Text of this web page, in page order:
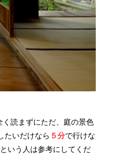
読まずにただ、庭の景色
たいだけなら ５分で行けな
いう人は参考にしてくだ